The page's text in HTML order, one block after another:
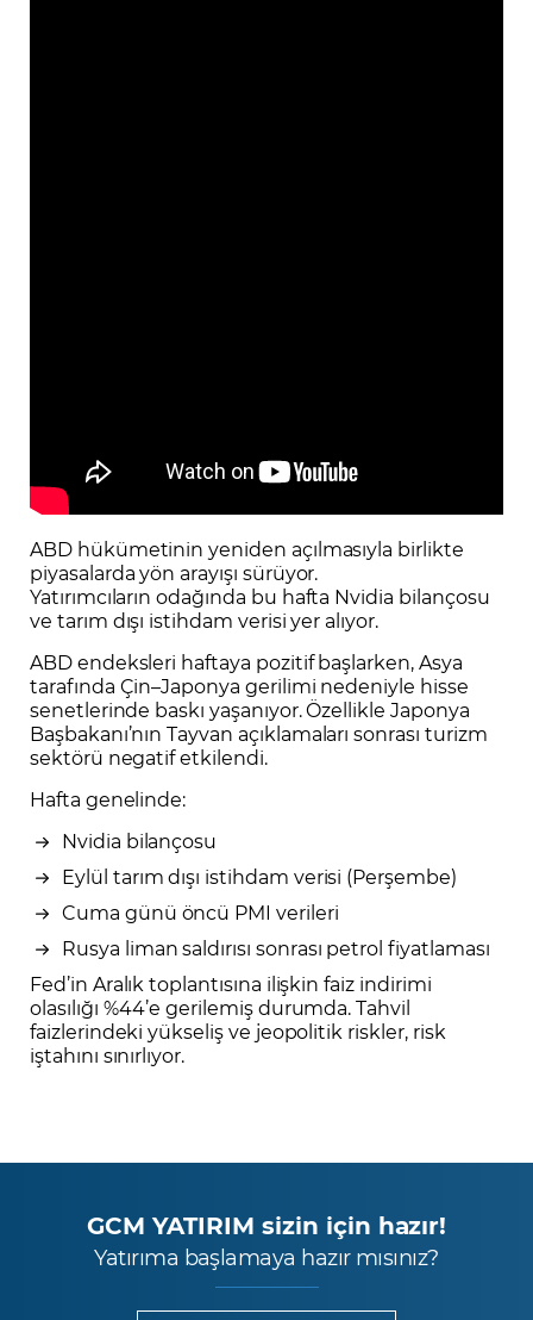
ABD hükümetinin yeniden açılmasıyla birlikte
piyasalarda yön arayışı sürüyor.
Yatırımcıların odağında bu hafta Nvidia bilançosu
ve tarım dışı istihdam verisi yer alıyor.
ABD endeksleri haftaya pozitif başlarken, Asya
tarafında Çin–Japonya gerilimi nedeniyle hisse
senetlerinde baskı yaşanıyor. Özellikle Japonya
Başbakanı’nın Tayvan açıklamaları sonrası turizm
sektörü negatif etkilendi.
Hafta genelinde:
Nvidia bilançosu
Eylül tarım dışı istihdam verisi (Perşembe)
Cuma günü öncü PMI verileri
Rusya liman saldırısı sonrası petrol fiyatlaması
Fed’in Aralık toplantısına ilişkin faiz indirimi
olasılığı %44’e gerilemiş durumda. Tahvil
faizlerindeki yükseliş ve jeopolitik riskler, risk
iştahını sınırlıyor.
GCM YATIRIM sizin için hazır!
Yatırıma başlamaya hazır mısınız?